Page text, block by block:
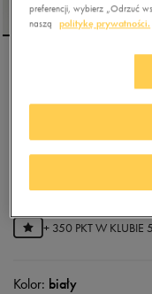
EMBROIDERY
(najniższa cena
62,99złz Vat
+ 350 PKT W KLUBIE
Kolor: biały
preferencji, wybierz „Odrzuć
naszą
politykę prywatności.